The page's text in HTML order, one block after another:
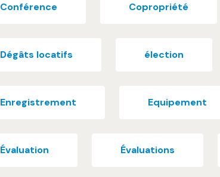
Conférence Copropriété
Dégâts locatifs élection
Enregistrement Equipement
Évaluation Évaluations